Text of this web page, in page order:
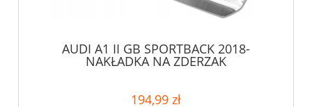
AUDI A1 II GB SPORTBACK 2018-
NAKŁADKA NA ZDERZAK
194,99 zł